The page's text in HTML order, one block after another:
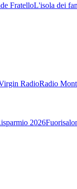
FratelloL'isola dei
RadioRadio
2026